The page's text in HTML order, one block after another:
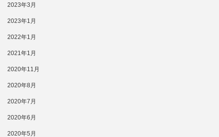
2023年3月
2023年1月
2022年1月
2021年1月
2020年11月
2020年8月
2020年7月
2020年6月
2020年5月